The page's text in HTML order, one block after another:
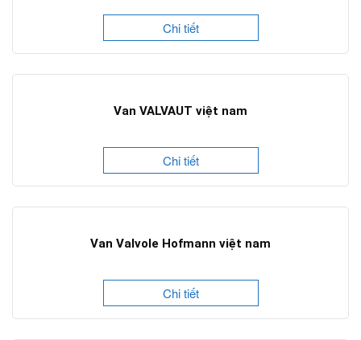
Chi tiết
Van VALVAUT việt nam
Chi tiết
Van Valvole Hofmann việt nam
Chi tiết